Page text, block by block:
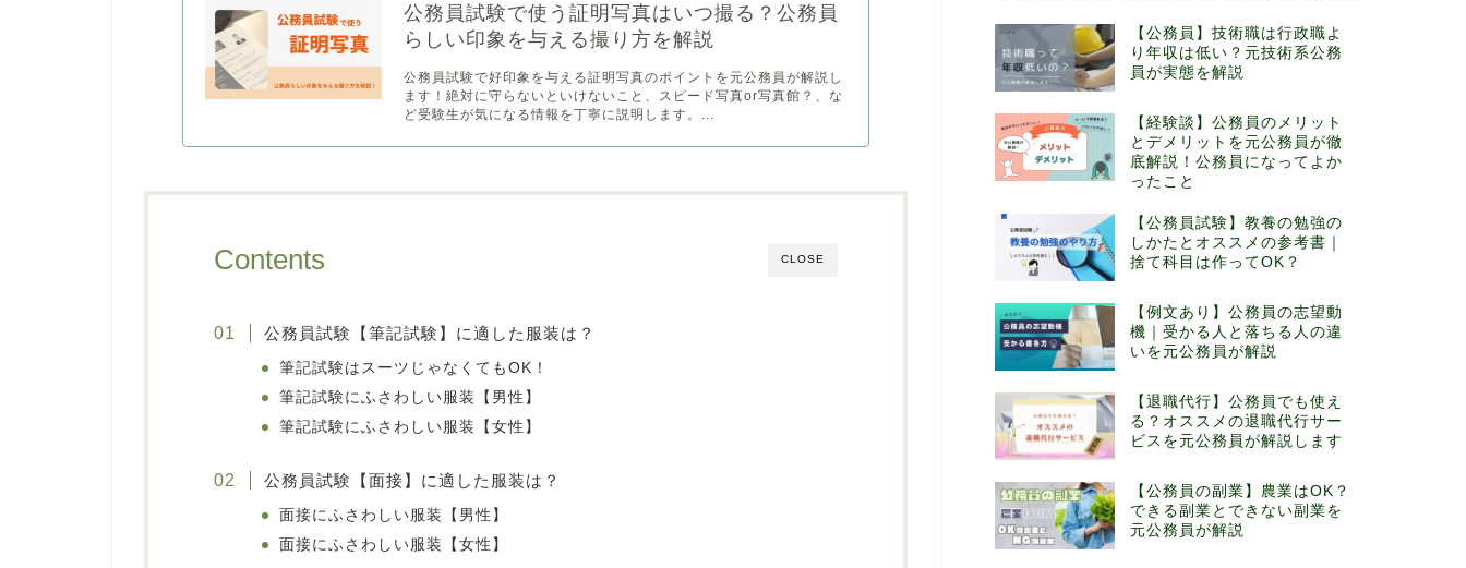
公務員試験で使う証明写真はいつ撮る？公務員
らしい印象を与える撮り方を解説
公務員試験で好印象を与える証明写真のポイントを元公務員が解説し
ます！絶対に守らないといけないこと、スピード写真or写真館？、な
ど受験生が気になる情報を丁寧に説明します。...
CLOSE
Contents
公務員試験【筆記試験】に適した服装は？
筆記試験はスーツじゃなくてもOK！
筆記試験にふさわしい服装【男性】
筆記試験にふさわしい服装【女性】
公務員試験【面接】に適した服装は？
面接にふさわしい服装【男性】
面接にふさわしい服装【女性】
【公務員】技術職は行政職よ
り年収は低い？元技術系公務
員が実態を解説
【経験談】公務員のメリット
とデメリットを元公務員が徹
底解説！公務員になってよか
ったこと
【公務員試験】教養の勉強の
しかたとオススメの参考書｜
捨て科目は作ってOK？
【例文あり】公務員の志望動
機｜受かる人と落ちる人の違
いを元公務員が解説
【退職代行】公務員でも使え
る？オススメの退職代行サー
ビスを元公務員が解説します
【公務員の副業】農業はOK？
できる副業とできない副業を
元公務員が解説